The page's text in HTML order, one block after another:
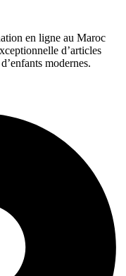
en ligne au Maroc
d’articles
modernes.